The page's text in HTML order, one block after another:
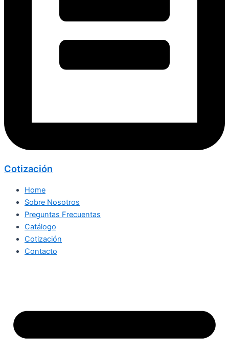
Cotización
Home
Sobre Nosotros
Preguntas Frecuentas
Catálogo
Cotización
Contacto